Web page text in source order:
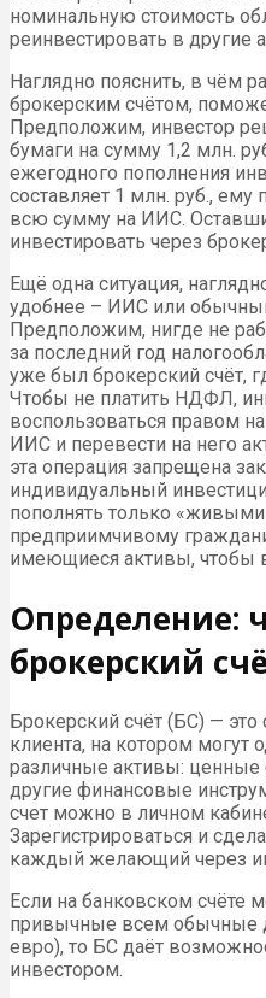
номинальную стоимость
реинвестировать в другие
Наглядно пояснить, в чём
брокерским счётом,
Предположим, инвестор
бумаги на сумму 1,2 млн.
ежегодного пополнения
составляет 1 млн. руб., ему
всю сумму на ИИС.
инвестировать через
Ещё одна ситуация,
удобнее – ИИС или
Предположим, нигде не
за последний год
уже был брокерский счёт,
Чтобы не платить НДФЛ,
воспользоваться правом
ИИС и перевести на него
эта операция запрещена
индивидуальный
пополнять только
предприимчивому
имеющиеся активы, чтобы
Определение:
брокерский
Брокерский счёт (БС) —
клиента, на котором могут
различные активы:
другие финансовые
счет можно в личном
Зарегистрироваться и
каждый желающий через
Если на банковском счёте
привычные всем обычные
евро), то БС даёт
инвестором.